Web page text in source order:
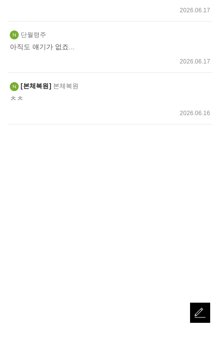
2026.06.17
단월령주
아직도 얘기가 없죠...
2026.06.17
본체복원 본체복원
ㅊㅊ
2026.06.16